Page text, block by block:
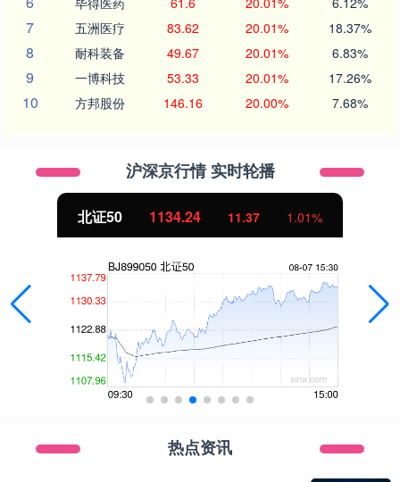
7 五洲医疗 83.62 20.01% 18.37%
8 耐科装备 49.67 20.01% 6.83%
9 一博科技 53.33 20.01% 17.26%
10 方邦股份 146.16 20.00% 7.68%
沪深京行情 实时轮播
北证50 1134.24 11.37 1.01%
热点资讯